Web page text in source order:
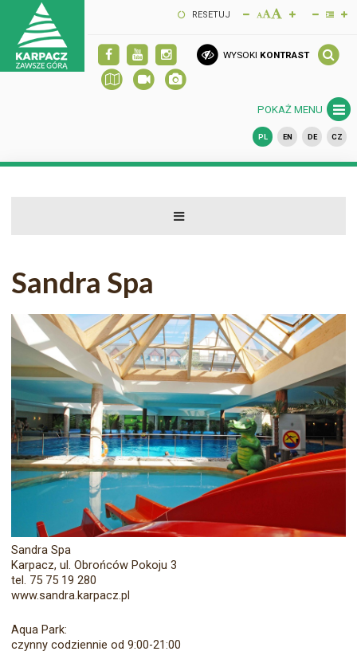
RESETUJ
WYSOKI KONTRAST
POKAŻ MENU
PL EN DE CZ
Sandra Spa
Sandra Spa
Karpacz, ul. Obrońców Pokoju 3
tel. 75 75 19 280
www.sandra.karpacz.pl
Aqua Park:
czynny codziennie od 9:00-21:00